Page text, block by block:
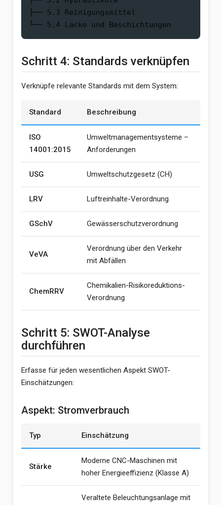
├── 5.3 Reinigungsmittel
Schritt 4: Standards verknüpfen
Verknüpfe relevante Standards mit dem System:
Standard Beschreibung
ISO
14001:2015
Umweltmanagementsysteme –
Anforderungen
USG Umweltschutzgesetz (CH)
LRV Luftreinhalte-Verordnung
GSchV Gewässerschutzverordnung
VeVA
Verordnung über den Verkehr
mit Abfällen
ChemRRV
Chemikalien-Risikoreduktions-
Verordnung
Schritt 5: SWOT-Analyse
durchführen
Erfasse für jeden wesentlichen Aspekt SWOT-
Einschätzungen:
Aspekt: Stromverbrauch
Typ Einschätzung
Stärke
Moderne CNC-Maschinen mit
hoher Energieeffizienz (Klasse A)
Veraltete Beleuchtungsanlage mit